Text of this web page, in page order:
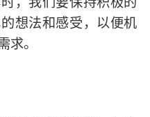
想法和感受，以便机
求。